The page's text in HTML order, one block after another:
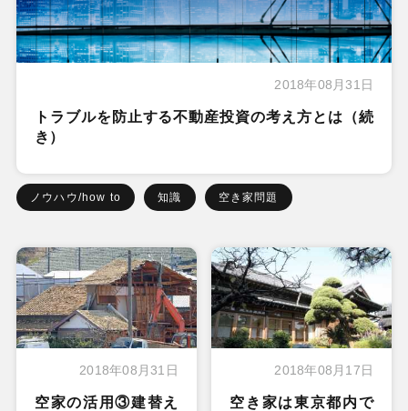
2018年08月31日
トラブルを防止する不動産投資の考え方とは（続
き）
ノウハウ/how to 知識 空き家問題
2018年08月31日
空家の活用③建替え
2018年08月17日
空き家は東京都内で